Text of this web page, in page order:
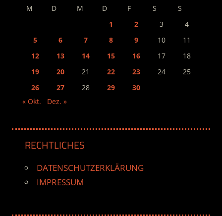
M D M D F S
S
1
2 3
4
5
6 7 8 9 10
11
12
13 14 15 16 17
18
19
20 21 22 23 24
25
26
27 28 29
30
« Okt.
Dez. »
RECHTLICHES
DATENSCHUTZERKLÄRUNG
IMPRESSUM